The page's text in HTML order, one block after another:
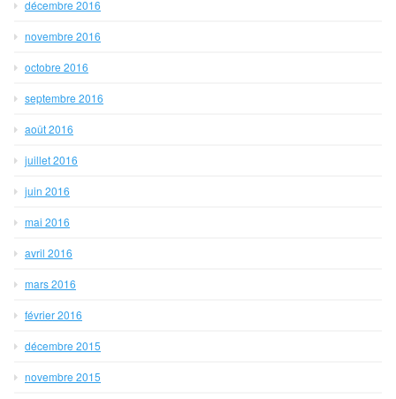
décembre 2016
novembre 2016
octobre 2016
septembre 2016
août 2016
juillet 2016
juin 2016
mai 2016
avril 2016
mars 2016
février 2016
décembre 2015
novembre 2015